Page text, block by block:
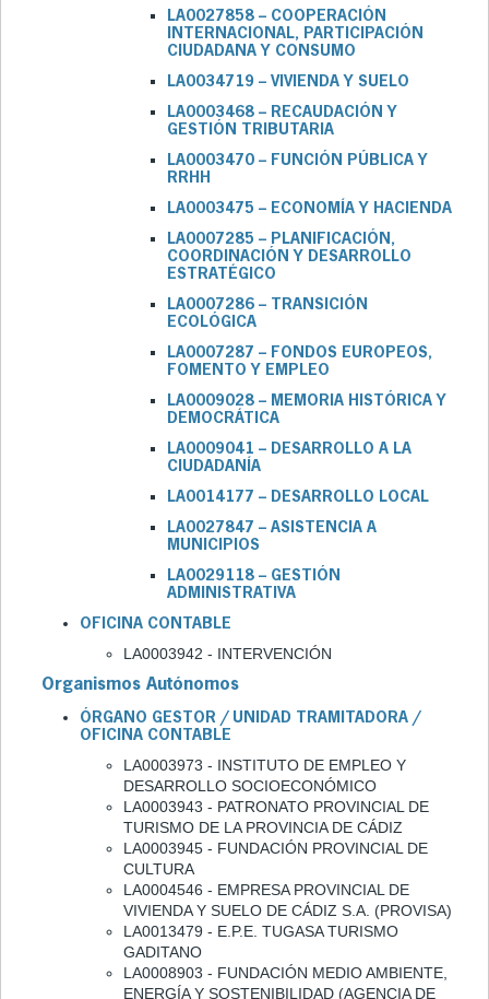
LA0027858 – COOPERACIÓN
INTERNACIONAL, PARTICIPACIÓN
CIUDADANA Y CONSUMO
LA0034719 – VIVIENDA Y SUELO
LA0003468 – RECAUDACIÓN Y
GESTIÓN TRIBUTARIA
LA0003470 – FUNCIÓN PÚBLICA Y
RRHH
LA0003475 – ECONOMÍA Y HACIENDA
LA0007285 – PLANIFICACIÓN,
COORDINACIÓN Y DESARROLLO
ESTRATÉGICO
LA0007286 – TRANSICIÓN
ECOLÓGICA
LA0007287 – FONDOS EUROPEOS,
FOMENTO Y EMPLEO
LA0009028 – MEMORIA HISTÓRICA Y
DEMOCRÁTICA
LA0009041 – DESARROLLO A LA
CIUDADANÍA
LA0014177 – DESARROLLO LOCAL
LA0027847 – ASISTENCIA A
MUNICIPIOS
LA0029118 – GESTIÓN
ADMINISTRATIVA
OFICINA CONTABLE
LA0003942 - INTERVENCIÓN
Organismos Autónomos
ÓRGANO GESTOR / UNIDAD TRAMITADORA /
OFICINA CONTABLE
LA0003973 - INSTITUTO DE EMPLEO Y
DESARROLLO SOCIOECONÓMICO
LA0003943 - PATRONATO PROVINCIAL DE
TURISMO DE LA PROVINCIA DE CÁDIZ
LA0003945 - FUNDACIÓN PROVINCIAL DE
CULTURA
LA0004546 - EMPRESA PROVINCIAL DE
VIVIENDA Y SUELO DE CÁDIZ S.A. (PROVISA)
LA0013479 - E.P.E. TUGASA TURISMO
GADITANO
LA0008903 - FUNDACIÓN MEDIO AMBIENTE,
ENERGÍA Y SOSTENIBILIDAD (AGENCIA DE